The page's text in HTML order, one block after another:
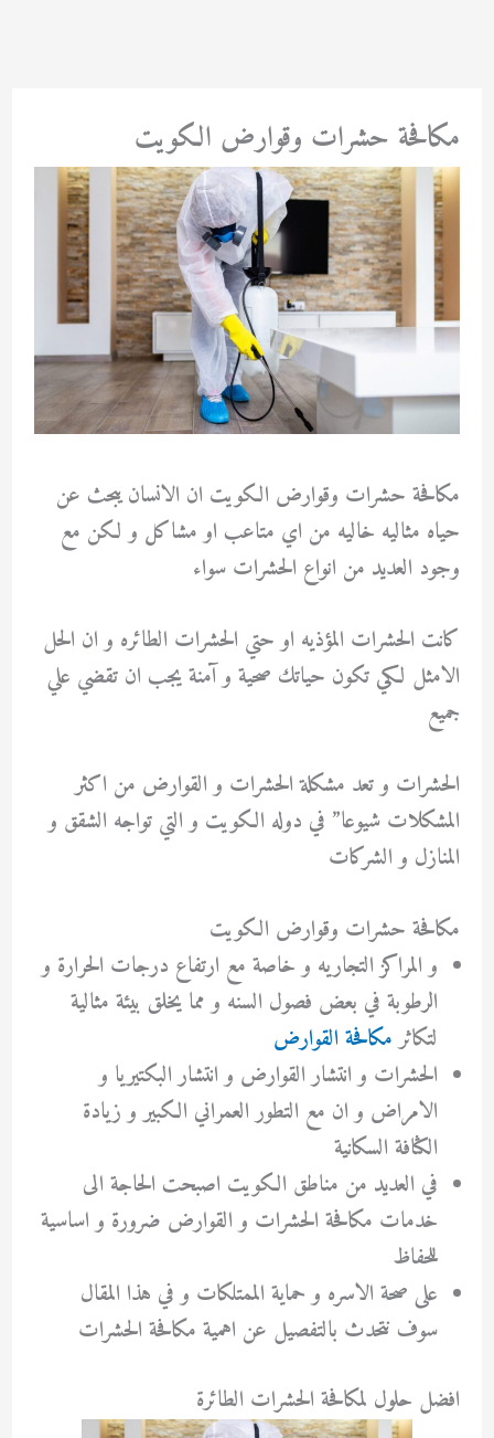
مكافحة حشرات وقوارض الكويت
مكافحة حشرات وقوارض الكويت ان الانسان يبحث عن
حياه مثاليه خاليه من اي متاعب او مشاكل و لكن مع
وجود العديد من انواع الحشرات سواء
كانت الحشرات المؤذيه او حتي الحشرات الطائره و ان الحل
الامثل لكي تكون حياتك صحية و آمنة يجب ان تقضي علي
جميع
الحشرات و تعد مشكلة الحشرات و القوارض من اكثر
المشكلات شيوعا” في دوله الكويت و التي تواجه الشقق و
المنازل و الشركات
مكافحة حشرات وقوارض الكويت
و المراكز التجاريه و خاصة مع ارتفاع درجات الحرارة و
الرطوبة في بعض فصول السنه و مما يخلق بيئة مثالية
لتكاثرمكافحة القوارض
الحشرات و انتشار القوارض و انتشار البكتيريا و
الامراض و ان مع التطور العمراني الكبير و زيادة
الكثافة السكانية
في العديد من مناطق الكويت اصبحت الحاجة الى
خدمات مكافحة الحشرات و القوارض ضرورة و اساسية
للحفاظ
على صحة الاسره و حماية الممتلكات و في هذا المقال
سوف نتحدث بالتفصيل عن اهمية مكافحة الحشرات
افضل حلول لمكافحة الحشرات الطائرة